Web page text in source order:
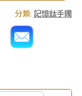
分類: 記憶鈦手鐲